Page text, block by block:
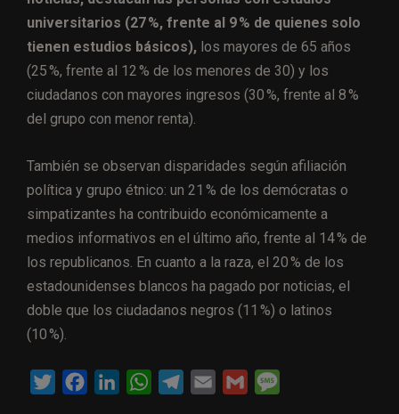
universitarios (27 %, frente al 9 % de quienes solo
tienen estudios básicos), los mayores de 65 años
(25 %, frente al 12 % de los menores de 30) y los
ciudadanos con mayores ingresos (30 %, frente al 8 %
del grupo con menor renta).
También se observan disparidades según afiliación
política y grupo étnico: un 21 % de los demócratas o
simpatizantes ha contribuido económicamente a
medios informativos en el último año, frente al 14 % de
los republicanos. En cuanto a la raza, el 20 % de los
estadounidenses blancos ha pagado por noticias, el
doble que los ciudadanos negros (11 %) o latinos
(10 %).
W